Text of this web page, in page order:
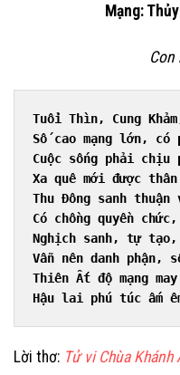
Mạng: Thủy
Con
Tuổi Thìn, Cung
Số cao mạng lớn, có
Cuộc sống phải
Xa quê mới được
Thu Đông sanh thuận
Có chồng quyền
Nghịch sanh, tự
Vẫn nên danh phận,
Thiên Ất độ mạng
Hậu lai phú túc ấm
Lời thơ: Tử vi Chùa Khánh